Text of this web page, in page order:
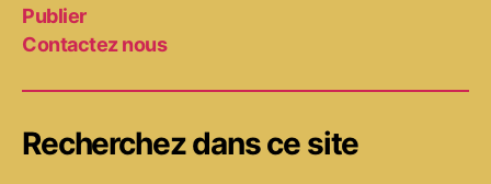
Publier
Contactez nous
Recherchez dans ce site